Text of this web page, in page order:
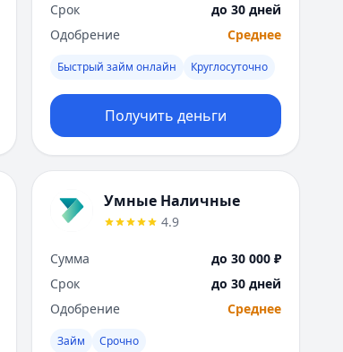
Р
Ростов-на-Дону
Рязань
С
Самара
Санкт-Петербург
Саратов
Севастополь
Срок
до 30 дней
Одобрение
Среднее
Быстрый займ онлайн Круглосуточно
Получить деньги
Умные Наличные
4.9
Сумма
до 30 000 ₽
Срок
до 30 дней
Одобрение
Среднее
Займ Срочно